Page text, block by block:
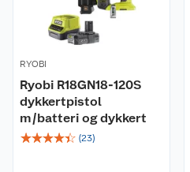
RYOBI
Ryobi R18GN18-120S
dykkertpistol
m/batteri og dykkert
☆☆☆☆☆ (23)